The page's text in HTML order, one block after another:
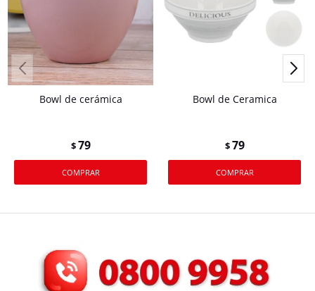
Bowl de cerámica
$79
Bowl de Ceramica
$79